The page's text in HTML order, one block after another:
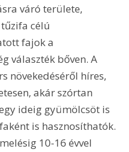
váró területe,
célú
fajok a
választék bőven. A
növekedéséről híres,
akár szórtan
ideig gyümölcsöt is
is hasznosíthatók.
10-16 évvel